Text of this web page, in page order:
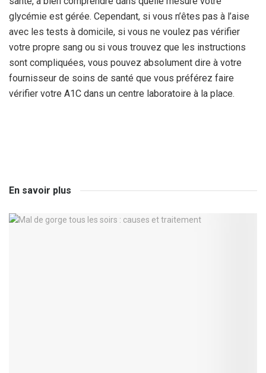
glycémie est gérée. Cependant, si vous n’êtes pas à l’aise
avec les tests à domicile, si vous ne voulez pas vérifier
votre propre sang ou si vous trouvez que les instructions
sont compliquées, vous pouvez absolument dire à votre
fournisseur de soins de santé que vous préférez faire
vérifier votre A1C dans un centre laboratoire à la place.
En savoir plus